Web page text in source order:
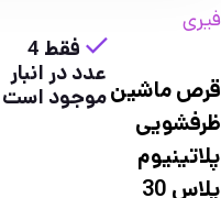
فقط 4
عدد در انبار
موجود است
فیری
قرص ماشين
ظرفشويی
پلاتينيوم
پلاس 30